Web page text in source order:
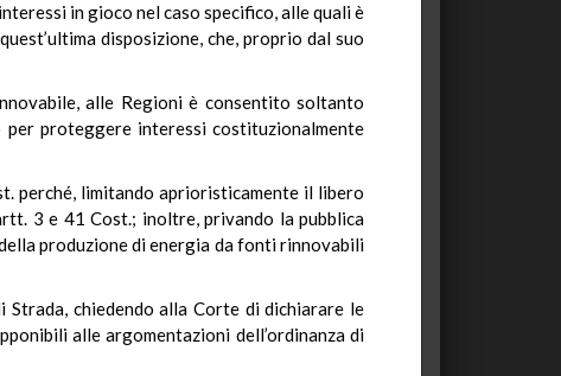
in gioco nel caso specifico, alle quali è
disposizione, che, proprio dal suo
alle Regioni è consentito soltanto
per proteggere interessi costituzionalmente
perché, limitando aprioristicamente il libero
3 e 41 Cost.; inoltre, privando la pubblica
produzione di energia da fonti rinnovabili
chiedendo alla Corte di dichiarare le
alle argomentazioni dell’ordinanza di